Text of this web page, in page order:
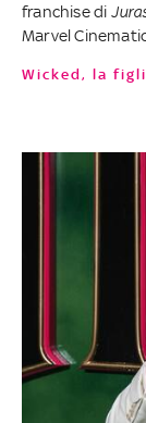
franchise di
Marvel
Wicked, la